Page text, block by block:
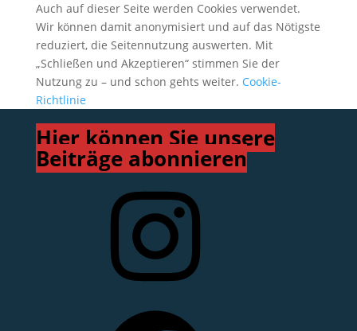
Auch auf dieser Seite werden Cookies verwendet.
Wir können damit anonymisiert und auf das Nötigste
reduziert, die Seitennutzung auswerten. Mit
„Schließen und Akzeptieren“ stimmen Sie der
Nutzung zu – und schon gehts weiter. Cookie-
Richtlinie
Hier können Sie unsere
Beiträge abonnieren